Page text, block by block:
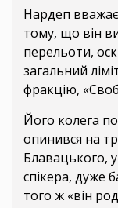
Нардеп
тому, що він
перельоти,
загальний
фракцію,
Його колега
опинився на
Блавацького,
спікера, дуже
того ж «він